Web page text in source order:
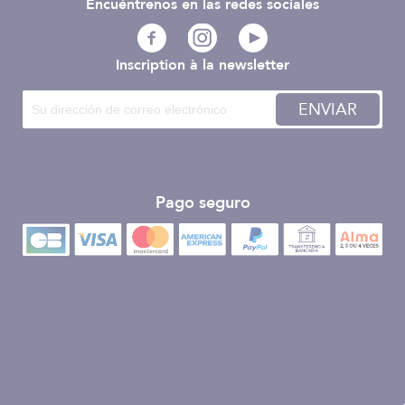
Inscription à la newsletter
ENVIAR
Pago seguro
Encuéntrenos en las redes sociales